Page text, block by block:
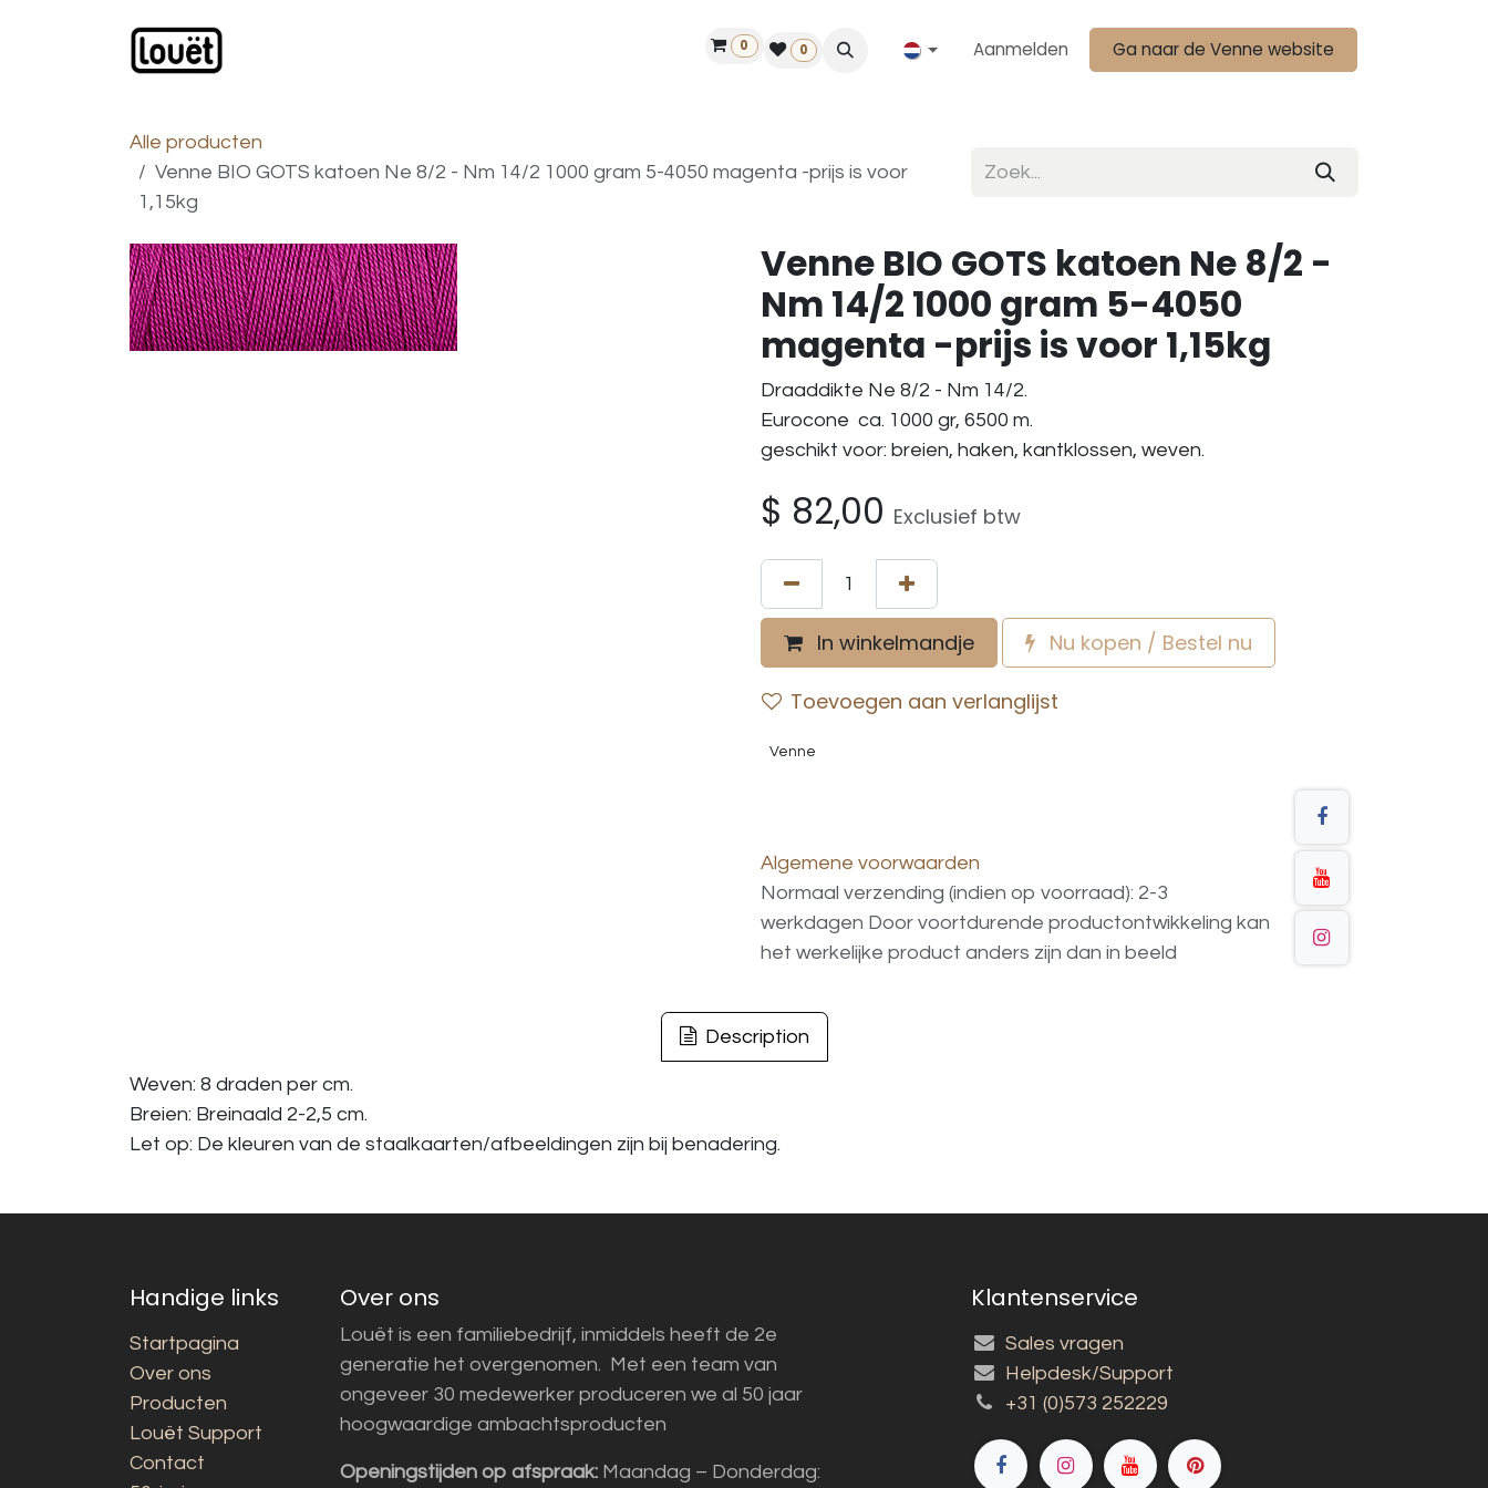
Vind een dealer
0 0 Aanmelden Ga naar de Venne website
Alle producten
Venne BIO GOTS katoen Ne 8/2 - Nm 14/2 1000 gram 5-4050 magenta -prijs is voor
1,15kg
Venne BIO GOTS katoen Ne 8/2 -
Nm 14/2 1000 gram 5-4050
magenta -prijs is voor 1,15kg
Draaddikte Ne 8/2 - Nm 14/2.
Eurocone ca. 1000 gr, 6500 m.
geschikt voor: breien, haken, kantklossen, weven.
$ 82,00 Exclusief btw
In winkelmandje Nu kopen / Bestel nu
Toevoegen aan verlanglijst
Venne
Algemene voorwaarden
Normaal verzending (indien op voorraad): 2-3
werkdagen Door voortdurende productontwikkeling kan
het werkelijke product anders zijn dan in beeld
Description
Weven: 8 draden per cm.
Breien: Breinaald 2-2,5 cm.
Let op: De kleuren van de staalkaarten/afbeeldingen zijn bij benadering.
Handige links
Startpagina
Over ons
Producten
Louët Support
Contact
Over ons
Louët is een familiebedrijf, inmiddels heeft de 2e
generatie het overgenomen. Met een team van
ongeveer 30 medewerker produceren we al 50 jaar
hoogwaardige ambachtsproducten
Openingstijden op afspraak: Maandag – Donderdag:
Klantenservice
Sales vragen
Helpdesk/Support
+31 (0)573 252229